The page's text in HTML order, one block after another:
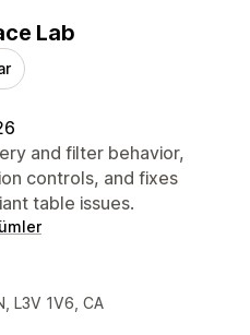
Lab
and filter behavior,
controls, and fixes
table issues.
L3V 1V6, CA